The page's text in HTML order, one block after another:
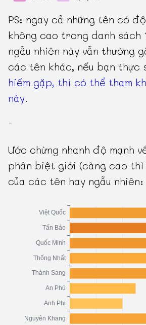
PS: ngay cả những tên có
không cao trong danh sách
ngẫu nhiên này vẫn thường
các tên khác, nếu bạn thực
hiếm gặp, thì có thể tham
này.
-
Ước chừng nhanh độ mạnh
phân biệt giới (càng cao thì
của các tên hay ngẫu nhiên: